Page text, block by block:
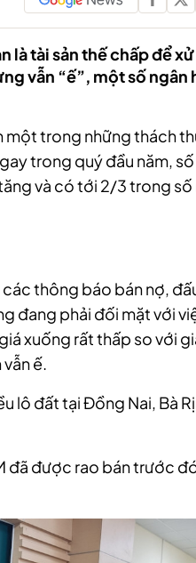
là tài sản thế chấp để
vẫn “ế”, một số ngân
một trong những thách
trong quý đầu năm,
và có tới 2/3 trong số
thông báo bán nợ,
đang phải đối mặt với
xuống rất thấp so với
ế.
lô đất tại Đồng Nai, Bà
đã được rao bán trước đó